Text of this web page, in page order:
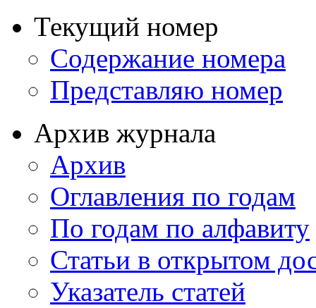
Текущий номер
Содержание номера
Представляю номер
Архив журнала
Архив
Оглавления по годам
По годам по алфавиту
Статьи в открытом
Указатель статей